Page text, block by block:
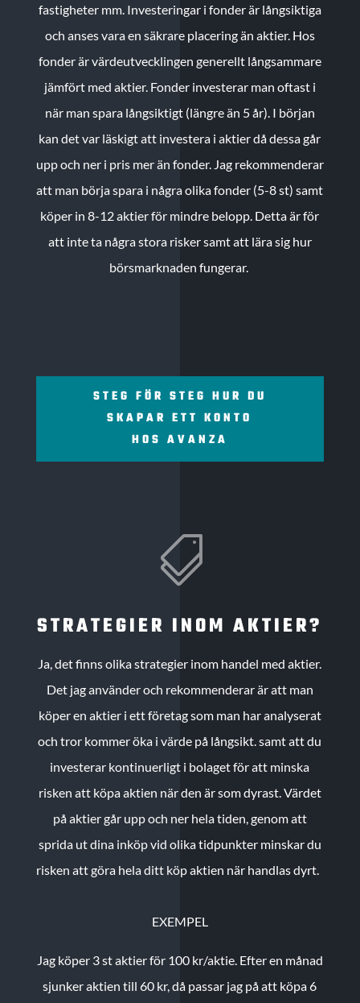
fastigheter mm. Investeringar i fonder är långsiktiga
och anses vara en säkrare placering än aktier. Hos
fonder är värdeutvecklingen generellt långsammare
jämfört med aktier. Fonder investerar man oftast i
när man spara långsiktigt (längre än 5 år). I början
kan det var läskigt att investera i aktier då dessa går
upp och ner i pris mer än fonder. Jag rekommenderar
att man börja spara i några olika fonder (5-8 st) samt
köper in 8-12 aktier för mindre belopp. Detta är för
att inte ta några stora risker samt att lära sig hur
börsmarknaden fungerar.
STEG FÖR STEG HUR DU
SKAPAR ETT KONTO
HOS AVANZA

STRATEGIER INOM AKTIER?
Ja, det finns olika strategier inom handel med aktier.
Det jag använder och rekommenderar är att man
köper en aktier i ett företag som man har analyserat
och tror kommer öka i värde på långsikt. samt att du
investerar kontinuerligt i bolaget för att minska
risken att köpa aktien när den är som dyrast. Värdet
på aktier går upp och ner hela tiden, genom att
sprida ut dina inköp vid olika tidpunkter minskar du
risken att göra hela ditt köp aktien när handlas dyrt.
EXEMPEL
Jag köper 3 st aktier för 100 kr/aktie. Efter en månad
sjunker aktien till 60 kr, då passar jag på att köpa 6